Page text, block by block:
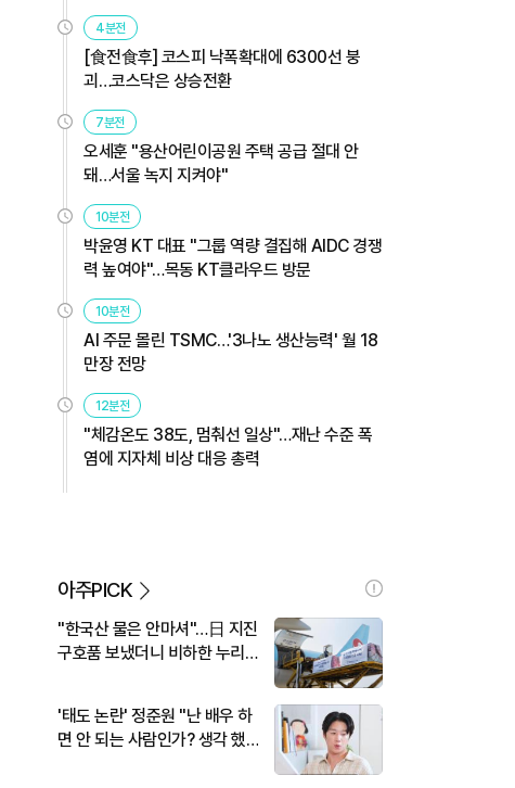
4분전
[食전食후] 코스피 낙폭확대에 6300선 붕
괴…코스닥은 상승전환
7분전
오세훈 "용산어린이공원 주택 공급 절대 안
돼…서울 녹지 지켜야"
10분전
박윤영 KT 대표 "그룹 역량 결집해 AIDC 경쟁
력 높여야"…목동 KT클라우드 방문
10분전
AI 주문 몰린 TSMC…'3나노 생산능력' 월 18
만장 전망
12분전
"체감온도 38도, 멈춰선 일상"…재난 수준 폭
염에 지자체 비상 대응 총력
아주PICK
"한국산 물은 안마셔"…日 지진
구호품 보냈더니 비하한 누리
'태도 논란' 정준원 "난 배우 하
면 안 되는 사람인가? 생각 했